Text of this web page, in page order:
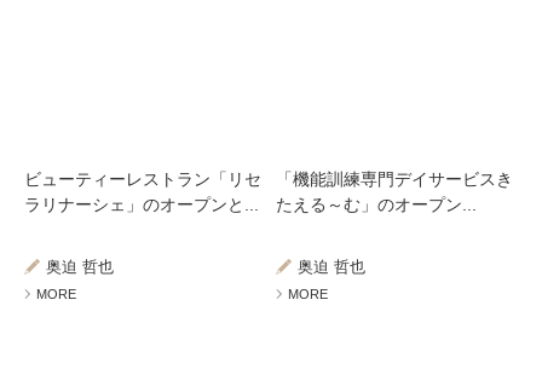
ビューティーレストラン「リセ
ラリナーシェ」のオープンと...
奥迫 哲也
MORE
「機能訓練専門デイサービスき
たえる～む」のオープン...
奥迫 哲也
MORE